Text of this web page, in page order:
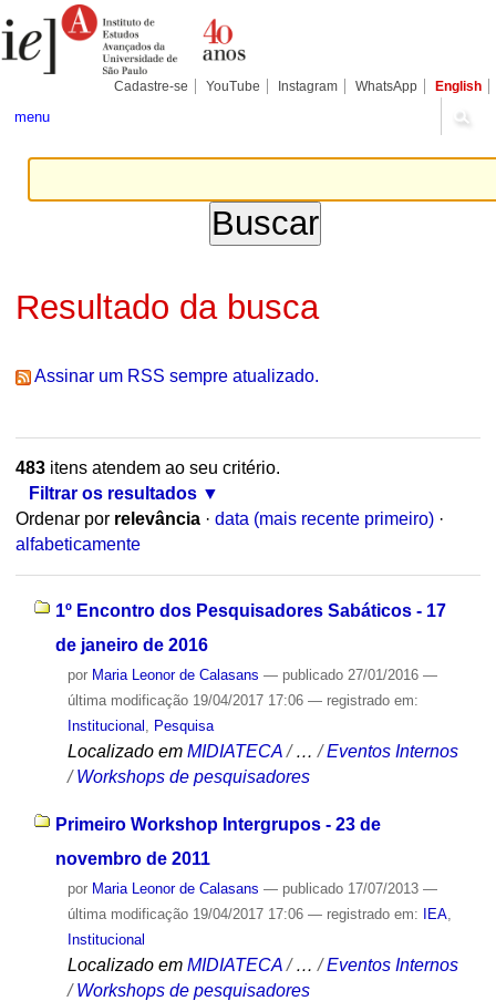
para
conteúdo.
Pessoais
Cadastre-se YouTube Instagram WhatsApp English
menu
Resultado da busca
Assinar um RSS sempre atualizado.
483itens atendem ao seu critério.
Filtrar os resultados
Ordenar por relevância · data (mais recente primeiro) ·
alfabeticamente
1º Encontro dos Pesquisadores Sabáticos - 17
de janeiro de 2016
por Maria Leonor de Calasans — publicado27/01/2016 —
última modificação19/04/2017 17:06 — registrado em:
Institucional
Pesquisa
Localizado em MIDIATECA /…/Eventos Internos
/Workshops de pesquisadores
Primeiro Workshop Intergrupos - 23 de
novembro de 2011
por Maria Leonor de Calasans — publicado17/07/2013 —
última modificação19/04/2017 17:06 — registrado em: IEA,
Institucional
Localizado em MIDIATECA /…/Eventos Internos
/Workshops de pesquisadores